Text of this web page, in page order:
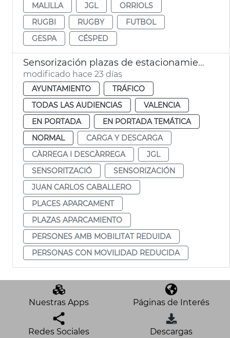
MALILLA
JGL
ORRIOLS
RUGBI
RUGBY
FUTBOL
GESPA
CÉSPED
Sensorización plazas de estacionamiento PMR y carga y descarga
modificado hace 23 días
AYUNTAMIENTO
TRÁFICO
TODAS LAS AUDIENCIAS
VALENCIA
EN PORTADA
EN PORTADA TEMÁTICA
NORMAL
CARGA Y DESCARGA
CÀRREGA I DESCÀRREGA
JGL
SENSORITZACIÓ
SENSORIZACIÓN
JUAN CARLOS CABALLERO
PLACES APARCAMENT
PLAZAS APARCAMIENTO
PERSONES AMB MOBILITAT REDUIDA
PERSONAS CON MOVILIDAD REDUCIDA
Nuestras Apps Páginas de Interés
Redes Sociales Descargas